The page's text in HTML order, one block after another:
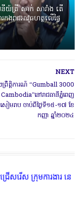
យ៍ត្រី សាក់ សារាំង តើ
រាជអាវុធហត្ថលើផ្ទៃ
NEXT
ព្រឹត្តិការណ៍ “Gumball 3000
នៅរាជធានីភ្នំពេញ
សៀមរាប ចាប់ពីថ្ងៃទី១៥-១៧ ខែ
កញ្ញា ឆ្នាំ២០២៤
ការងារ នៅតាមបណ្ត